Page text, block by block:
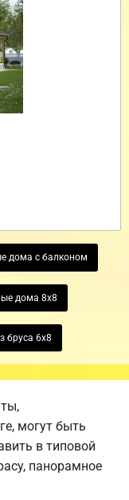
дома с балконом
дома 8х8
бруса 6х8
могут быть
в типовой
панорамное